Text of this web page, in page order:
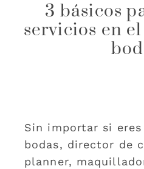
3 básicos
servicios en
Sin importar si
bodas, director de
planner,